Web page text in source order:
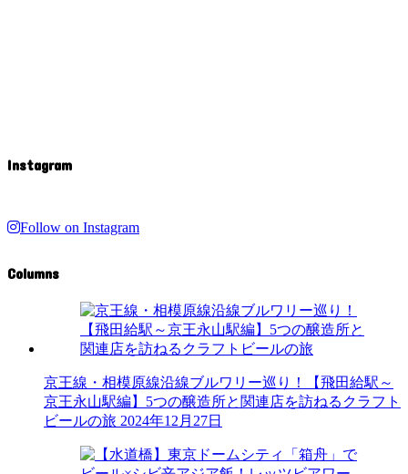
Instagram
Follow on Instagram
Columns
京王線・相模原線沿線ブルワリー巡り！【飛田給駅～
京王永山駅編】5つの醸造所と関連店を訪ねるクラフト
ビールの旅 2024年12月27日